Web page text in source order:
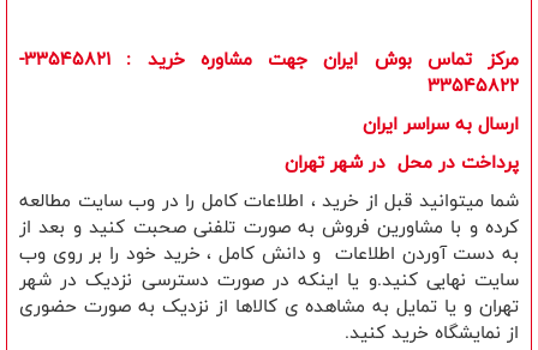
مرکز تماس بوش ایران جهت مشاوره خرید
: 33545821-
33545822
ارسال به سراسر ایران
​پرداخت در محل در شهر تهران
شما میتوانید قبل از خرید ، اطلاعات کامل را در وب سایت مطالعه
کرده و با مشاورین فروش به صورت تلفنی صحبت کنید و بعد از
به دست آوردن اطلاعات و دانش کامل ، خرید خود را بر روی وب
سایت نهایی کنید.و یا اینکه در صورت دسترسی نزدیک در شهر
تهران و یا تمایل به مشاهده ی کالاها از نزدیک به صورت حضوری
از نمایشگاه خرید کنید.